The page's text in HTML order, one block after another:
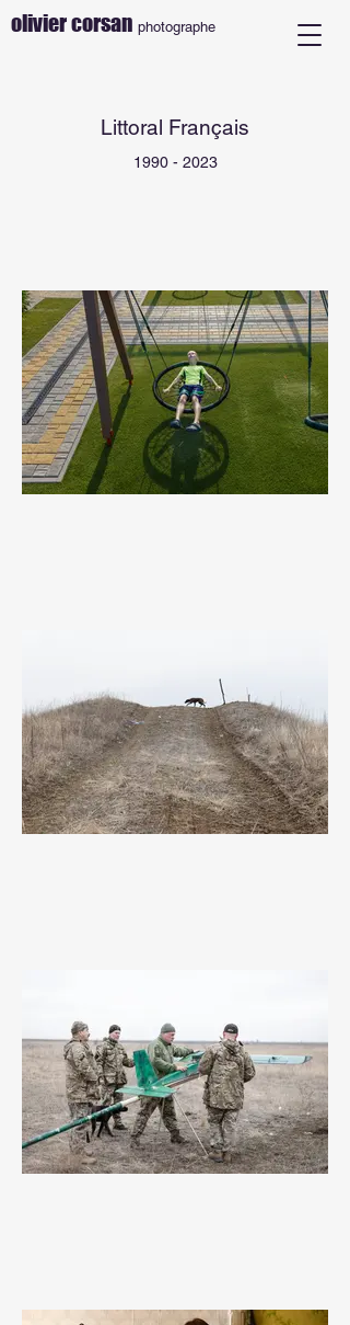
olivier corsan photographe
Littoral Français
1990 - 2023